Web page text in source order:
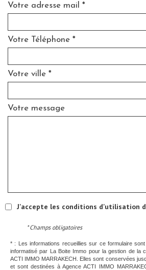
Votre adresse mail *
Votre Téléphone *
Votre ville *
Votre message
J'accepte les conditions d'utilisation
* Champs obligatoires
* : Les informations recueillies sur ce formulaire
informatisé par La Boite Immo pour la gestion de la
ACTI IMMO MARRAKECH. Elles sont conservées
et sont destinées à Agence ACTI IMMO